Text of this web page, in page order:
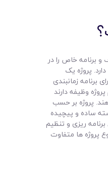
برنامه خاص را در
پروژه یک
برنامه زمانبندی
وظیفه دارند
پروژه بر حسب
ساده و پیچیده
ریزی و تنظیم
پروژه ها متفاوت